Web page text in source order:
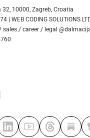
32, 10000, Zagreb, Croatia
| WEB CODING SOLUTIONS
sales / career / legal